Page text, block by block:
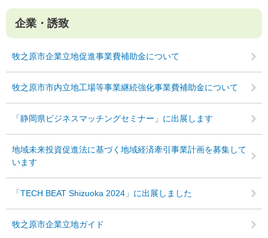
企業・誘致
牧之原市企業立地促進事業費補助金について
牧之原市市内立地工場等事業継続強化事業費補助金について
「静岡県ビジネスマッチングセミナー」に出展します
地域未来投資促進法に基づく地域経済牽引事業計画を募集して
います
「TECH BEAT Shizuoka 2024」に出展しました
牧之原市企業立地ガイド